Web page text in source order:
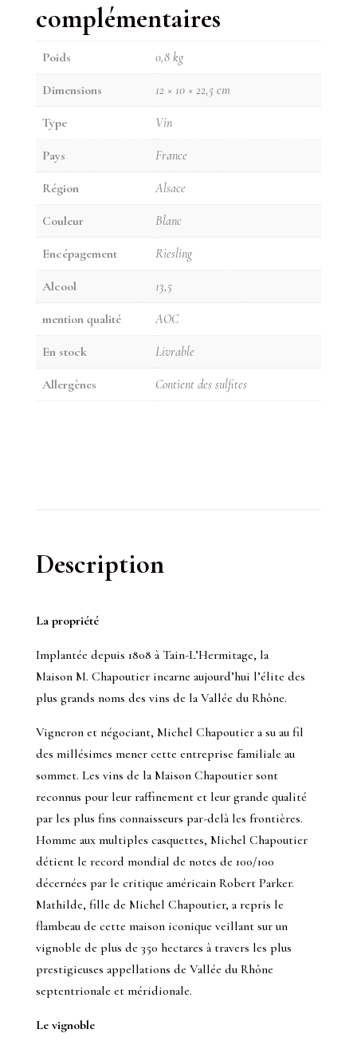
complémentaires
Poids 0,8 kg
Dimensions 12 × 10 × 22,5 cm
Type Vin
Pays France
Région Alsace
Couleur Blanc
Encépagement Riesling
Alcool 13,5
mention qualité AOC
En stock Livrable
Allergènes Contient des sulfites
Description
La propriété
Implantée depuis 1808 à Tain-L’Hermitage, la
Maison M. Chapoutier incarne aujourd’hui l’élite des
plus grands noms des vins de la Vallée du Rhône.
Vigneron et négociant, Michel Chapoutier a su au fil
des millésimes mener cette entreprise familiale au
sommet. Les vins de la Maison Chapoutier sont
reconnus pour leur raffinement et leur grande qualité
par les plus fins connaisseurs par-delà les frontières.
Homme aux multiples casquettes, Michel Chapoutier
détient le record mondial de notes de 100/100
décernées par le critique américain Robert Parker.
Mathilde, fille de Michel Chapoutier, a repris le
flambeau de cette maison iconique veillant sur un
vignoble de plus de 350 hectares à travers les plus
prestigieuses appellations de Vallée du Rhône
septentrionale et méridionale.
Le vignoble